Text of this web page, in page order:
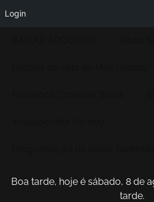
Boa tarde, hoje é sábado, 8 de
tarde.
Login